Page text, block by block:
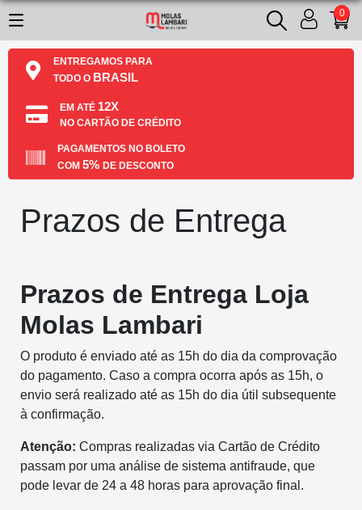
0
ENTREGAMOS PARA
TODO O BRASIL
EM ATÉ 12X
NO CARTÃO DE CRÉDITO
PAGAMENTOS NO BOLETO
COM 5% DE DESCONTO
Prazos de Entrega
Prazos de Entrega Loja
Molas Lambari
O produto é enviado até as 15h do dia da comprovação
do pagamento. Caso a compra ocorra após as 15h, o
envio será realizado até as 15h do dia útil subsequente
à confirmação.
Atenção: Compras realizadas via Cartão de Crédito
passam por uma análise de sistema antifraude, que
pode levar de 24 a 48 horas para aprovação final.